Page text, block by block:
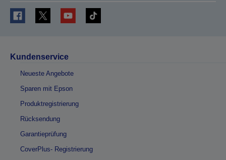
Kundenservice
Neueste Angebote
Sparen mit Epson
Produktregistrierung
Rücksendung
Garantieprüfung
CoverPlus- Registrierung